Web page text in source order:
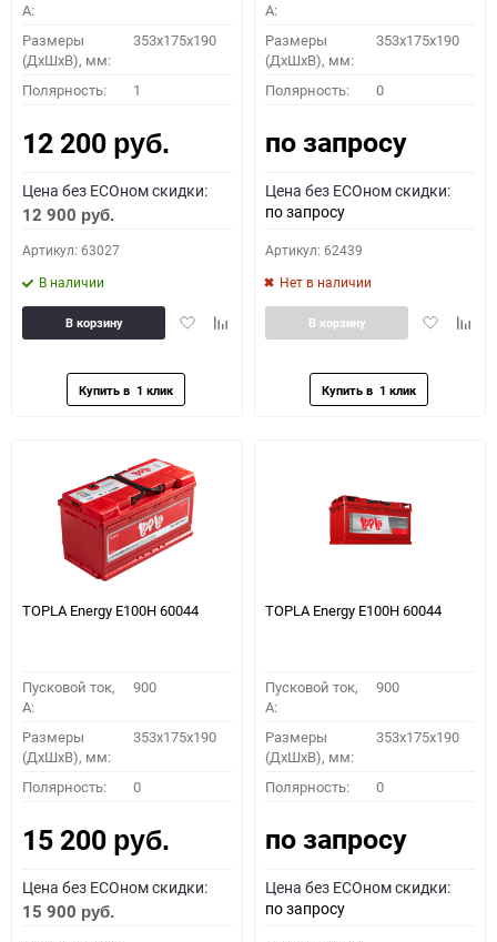
A:
Размеры
(ДхШхВ), мм:
353x175x190
Полярность: 1
12 200 руб.
Цена без ECOном скидки:
12 900 руб.
Артикул: 63027
В наличии
ДобавитьДобавить
В корзину
A:
Размеры
(ДхШхВ), мм:
353x175x190
Полярность: 0
по запросу
Цена без ECOном скидки:
по запросу
Артикул: 62439
Нет в наличии
Добавить
В корзину
TOPLA Energy E100H 60044
Пусковой ток,
A:
900
Размеры
(ДхШхВ), мм:
353x175x190
Полярность: 0
15 200 руб.
Цена без ECOном скидки:
15 900 руб.
TOPLA Energy E100H 60044
Пусковой ток,
A:
900
Размеры
(ДхШхВ), мм:
353x175x190
Полярность: 0
по запросу
Цена без ECOном скидки:
по запросу